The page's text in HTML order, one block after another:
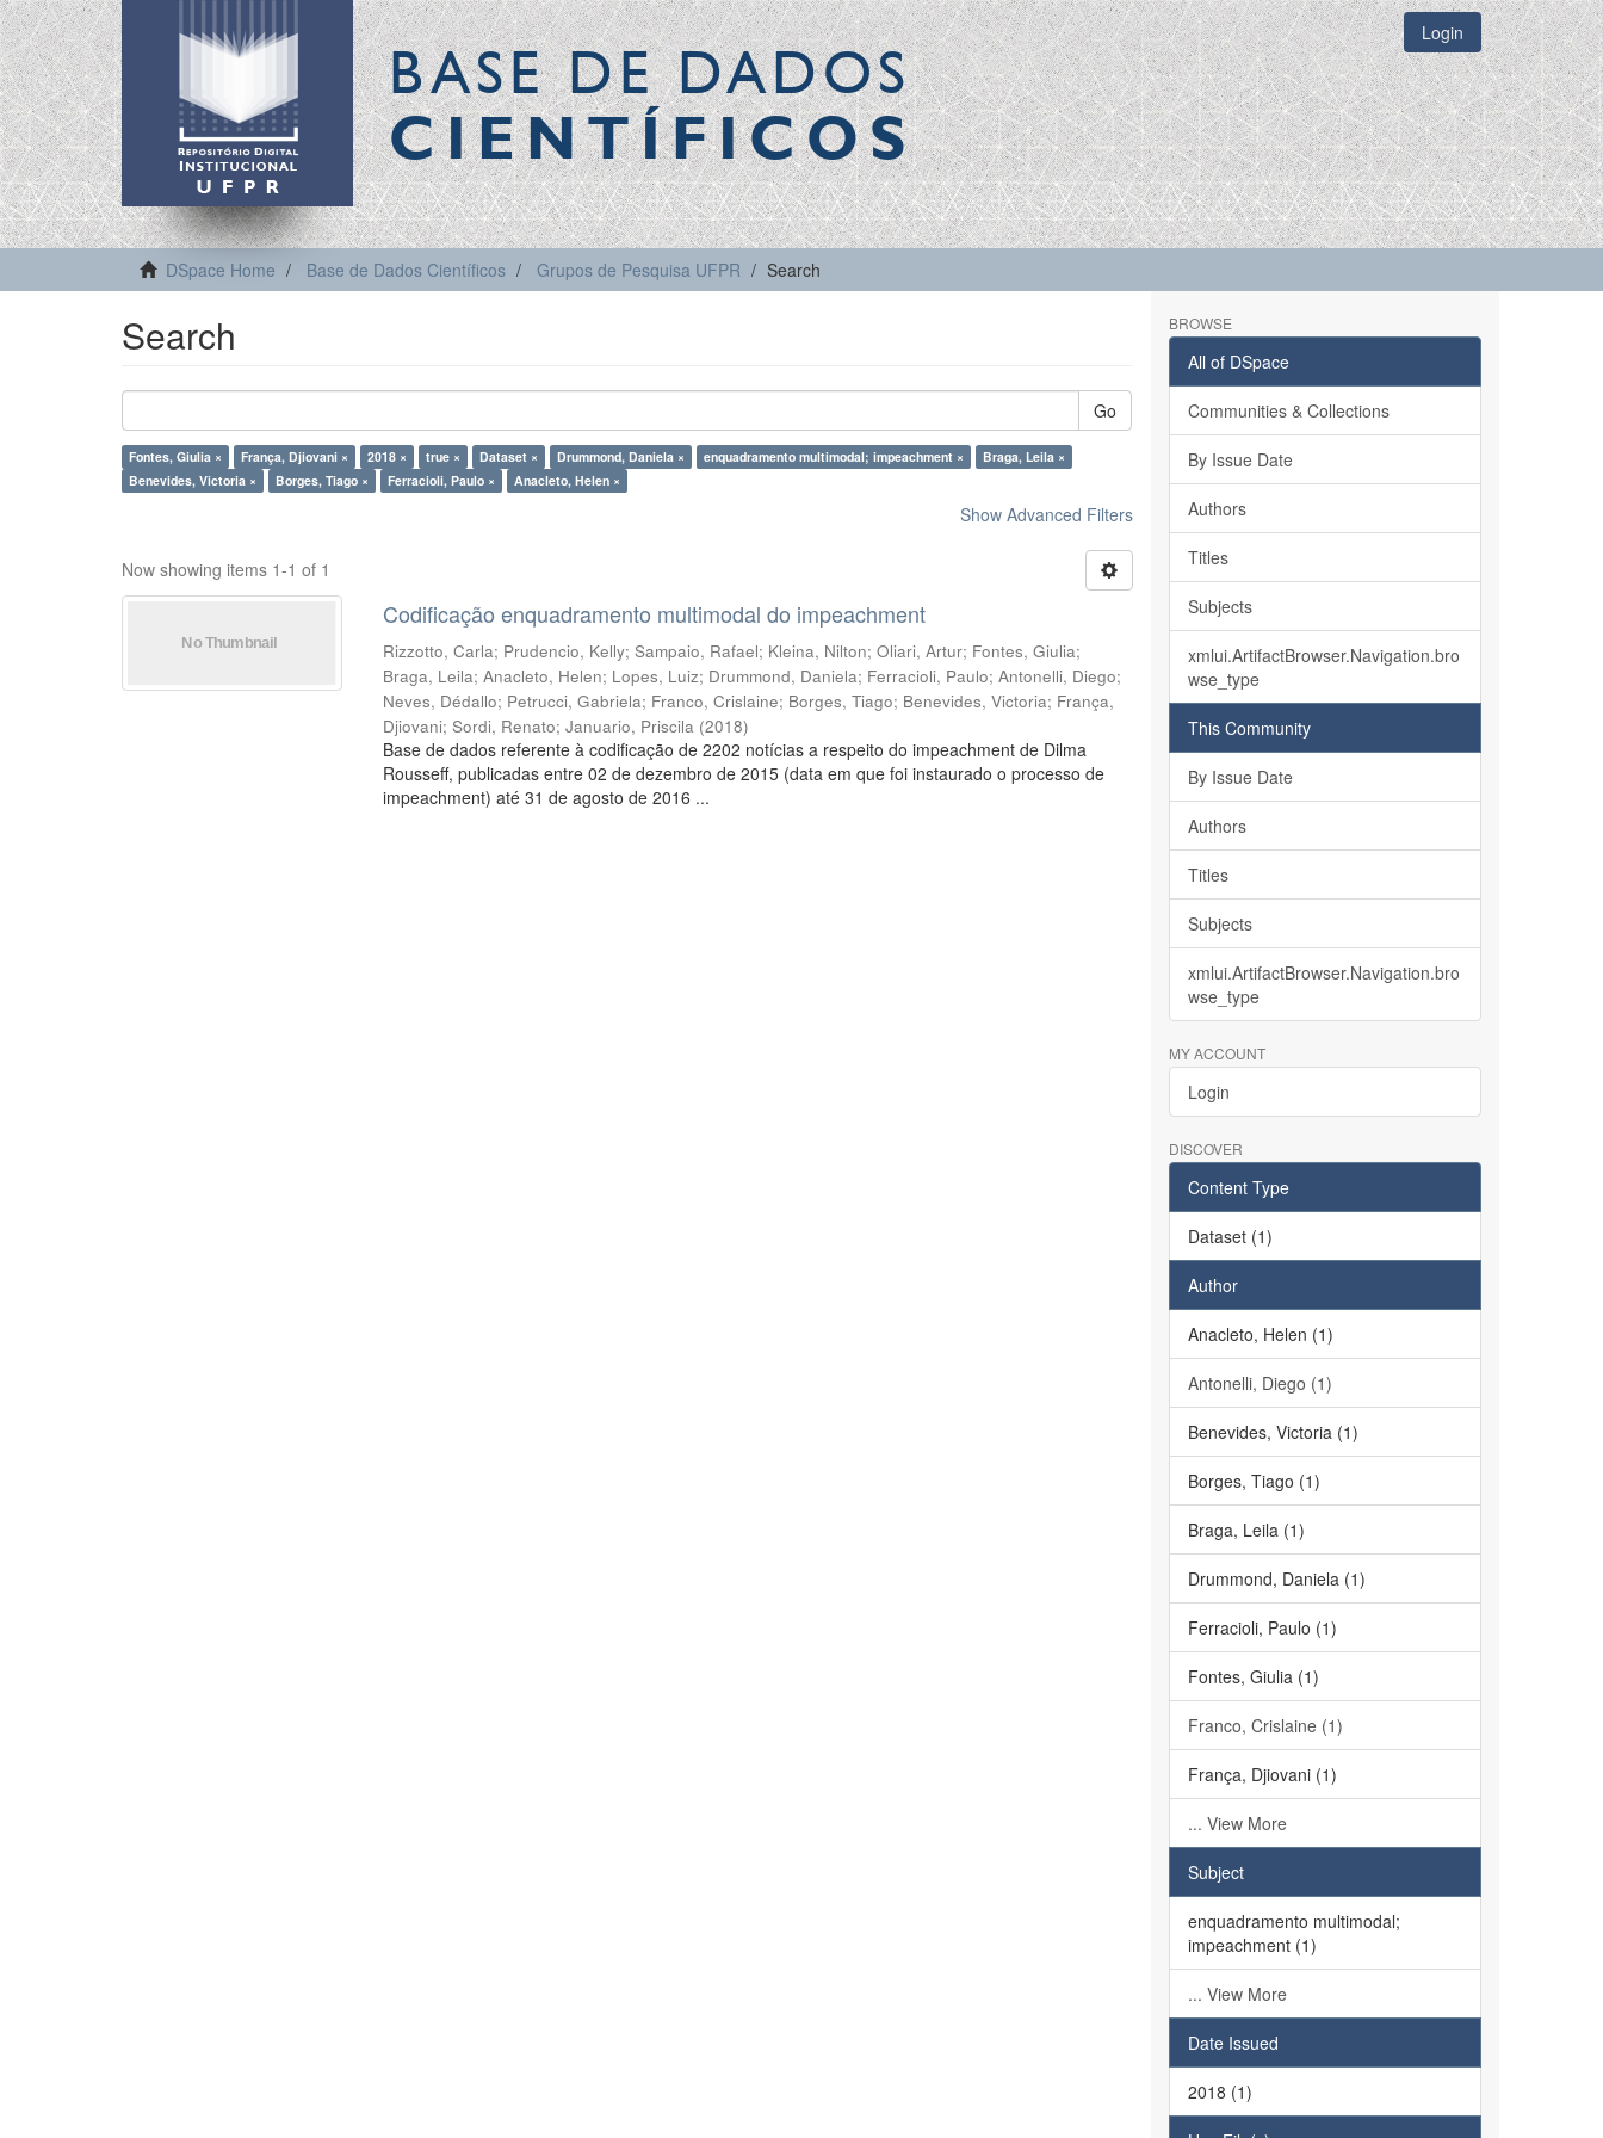
BASE DE DADOS
CIENTÍFICOS
Login
DSpace Home Base de Dados Científicos Grupos de Pesquisa UFPR Search
Search
Go
Fontes, Giulia × França, Djiovani × 2018 × true × Dataset × Drummond, Daniela × enquadramento multimodal; impeachment ×
Braga, Leila ×
Benevides, Victoria ×
Borges, Tiago × Ferracioli, Paulo × Anacleto, Helen ×
Show Advanced Filters
Now showing items 1-1 of 1
Codificação enquadramento multimodal do impeachment
Rizzotto, Carla; Prudencio, Kelly;Sampaio, Rafael; Kleina, Nilton;Oliari, Artur; Fontes, Giulia;
Braga, Leila;Anacleto, Helen; Lopes, Luiz; Drummond, Daniela; Ferracioli, Paulo;Antonelli, Diego;
Neves, Dédallo; Petrucci, Gabriela; Franco, Crislaine; Borges, Tiago; Benevides, Victoria; França,
Djiovani;Sordi, Renato;Januario, Priscila (2018)
Base de dados referente à codificação de 2202 notícias a respeito do impeachment de Dilma
Rousseff, publicadas entre 02 de dezembro de 2015 (data em que foi instaurado o processo de
impeachment) até 31 de agosto de 2016 ...
BROWSE
All of DSpace
Communities & Collections
By Issue Date
Authors
Titles
Subjects
xmlui.ArtifactBrowser.Navigation.bro
wse_type
This Community
By Issue Date
Authors
Titles
Subjects
xmlui.ArtifactBrowser.Navigation.bro
wse_type
MY ACCOUNT
Login
DISCOVER
Content Type
Dataset (1)
Author
Anacleto, Helen (1)
Antonelli, Diego (1)
Benevides, Victoria (1)
Borges, Tiago (1)
Braga, Leila (1)
Drummond, Daniela (1)
Ferracioli, Paulo (1)
Fontes, Giulia (1)
Franco, Crislaine (1)
França, Djiovani (1)
... View More
Subject
enquadramento multimodal;
impeachment (1)
... View More
Date Issued
2018 (1)